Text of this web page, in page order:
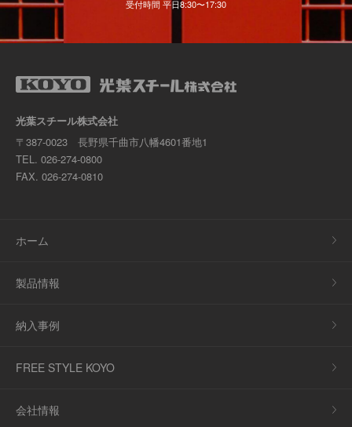
受付時間 平日8:30〜17:30
光葉スチール株式会社
〒387-0023 長野県千曲市八幡4601番地1
TEL. 026-274-0800
FAX. 026-274-0810
ホーム
製品情報
納入事例
FREE STYLE KOYO
会社情報